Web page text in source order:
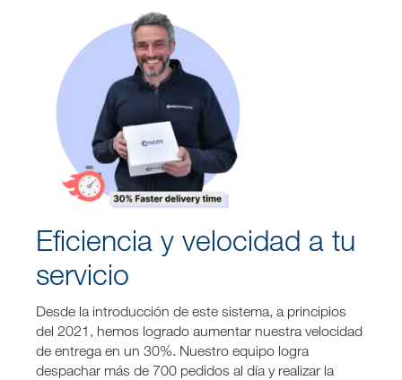
Eficiencia y velocidad a tu
servicio
Desde la introducción de este sistema, a principios
del 2021, hemos logrado aumentar nuestra velocidad
de entrega en un 30%. Nuestro equipo logra
despachar más de 700 pedidos al día y realizar la